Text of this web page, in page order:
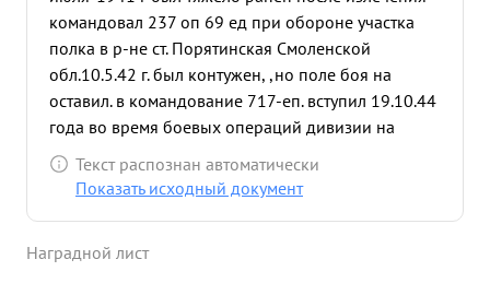
командовал 237 оп 69 ед при обороне участка
полка в р-не ст. Порятинская Смоленской
обл.10.5.42 г. был контужен, ,но поле боя на
оставил. в командование 717-еп. вступил 19.10.44
года во время боевых операций дивизии на
западном берегу р Нарев. при выполнении
частвой задачи с 24 на 25 октября 1944 г
хорошо организовал наступление полка и умело
Текст распознан автоматически
Показать исходный документ
Наградной лист